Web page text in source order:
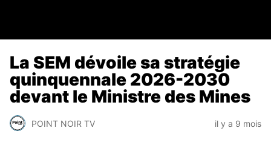
La SEM dévoile sa stratégie
quinquennale 2026-2030
devant le Ministre des Mines
POINT NOIR TV il y a 9 mois